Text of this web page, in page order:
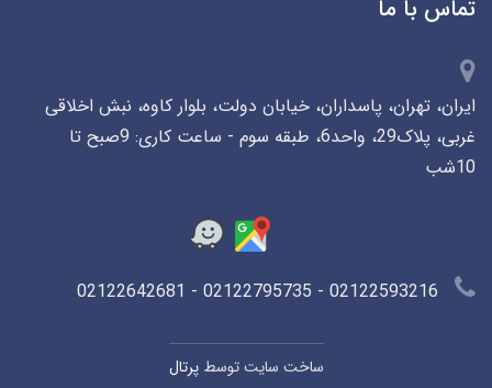
تماس با ما
ایران، تهران، پاسداران، خیابان دولت، بلوار کاوه، نبش اخلاقی
غربی، پلاک29، واحد6، طبقه سوم - ساعت کاری: 9صبح تا
10شب
ساخت سایت توسطپرتال